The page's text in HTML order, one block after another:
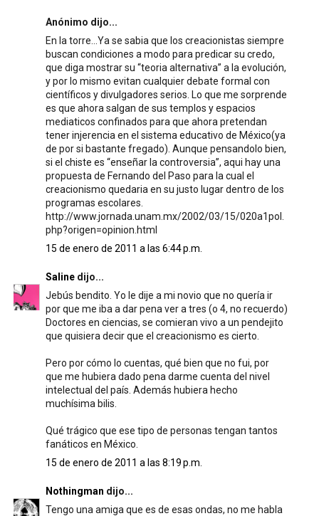
Anónimo dijo...
En la torre…Ya se sabia que los creacionistas siempre
buscan condiciones a modo para predicar su credo,
que diga mostrar su “teoria alternativa” a la evolución,
y por lo mismo evitan cualquier debate formal con
científicos y divulgadores serios. Lo que me sorprende
es que ahora salgan de sus templos y espacios
mediaticos confinados para que ahora pretendan
tener injerencia en el sistema educativo de México(ya
de por si bastante fregado). Aunque pensandolo bien,
si el chiste es “enseñar la controversia”, aqui hay una
propuesta de Fernando del Paso para la cual el
creacionismo quedaria en su justo lugar dentro de los
programas escolares.
http://www.jornada.unam.mx/2002/03/15/020a1pol.
php?origen=opinion.html
15 de enero de 2011 a las 6:44 p.m.
Salinedijo...
Jebús bendito. Yo le dije a mi novio que no quería ir
por que me iba a dar pena ver a tres (o 4, no recuerdo)
Doctores en ciencias, se comieran vivo a un pendejito
que quisiera decir que el creacionismo es cierto.
Pero por cómo lo cuentas, qué bien que no fui, por
que me hubiera dado pena darme cuenta del nivel
intelectual del país. Además hubiera hecho
muchísima bilis.
Qué trágico que ese tipo de personas tengan tantos
fanáticos en México.
15 de enero de 2011 a las 8:19 p.m.
Nothingman dijo...
Tengo una amiga que es de esas ondas, no me habla